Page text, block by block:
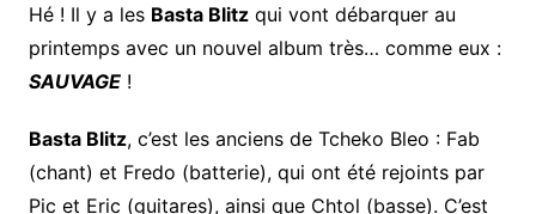
Hé ! Il y a les Basta Blitzqui vont débarquer au
printemps avec un nouvel album très… comme eux :
SAUVAGE!
Basta Blitz, c’est les anciens de Tcheko Bleo : Fab
(chant) et Fredo (batterie), qui ont été rejoints par
Pic et Eric (guitares), ainsi que Chtol (basse). C’est